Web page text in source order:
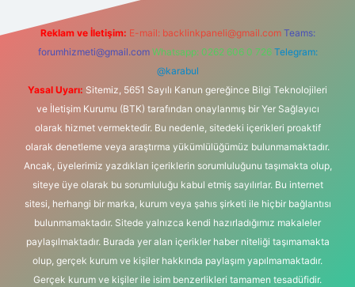
Reklam ve İletişim: E-mail: backlinkpaneli@gmail.com Teams:
forumhizmeti@gmail.com Whatsapp: 0262 606 0 726 Telegram:
@karabul
Yasal Uyarı: Sitemiz, 5651 Sayılı Kanun gereğince Bilgi Teknolojileri
ve İletişim Kurumu (BTK) tarafından onaylanmış bir Yer Sağlayıcı
olarak hizmet vermektedir. Bu nedenle, sitedeki içerikleri proaktif
olarak denetleme veya araştırma yükümlülüğümüz bulunmamaktadır.
Ancak, üyelerimiz yazdıkları içeriklerin sorumluluğunu taşımakta olup,
siteye üye olarak bu sorumluluğu kabul etmiş sayılırlar. Bu internet
sitesi, herhangi bir marka, kurum veya şahıs şirketi ile hiçbir bağlantısı
bulunmamaktadır. Sitede yalnızca kendi hazırladığımız makaleler
paylaşılmaktadır. Burada yer alan içerikler haber niteliği taşımamakta
olup, gerçek kurum ve kişiler hakkında paylaşım yapılmamaktadır.
Gerçek kurum ve kişiler ile isim benzerlikleri tamamen tesadüfidir.